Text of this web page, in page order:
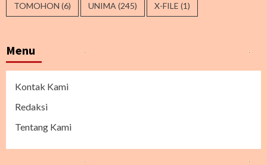
TOMOHON (6) UNIMA (245) X-FILE (1)
Menu
Kontak Kami
Redaksi
Tentang Kami